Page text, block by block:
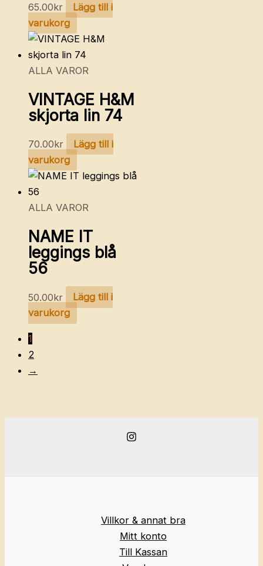
65.00kr
Lägg till i
varukorg
ALLA VAROR
VINTAGE H&M
skjorta lin 74
70.00kr
Lägg till i
varukorg
ALLA VAROR
NAME IT
leggings blå
56
50.00kr
Lägg till i
varukorg
1
2
→
Villkor & annat bra
Mitt konto
Till Kassan